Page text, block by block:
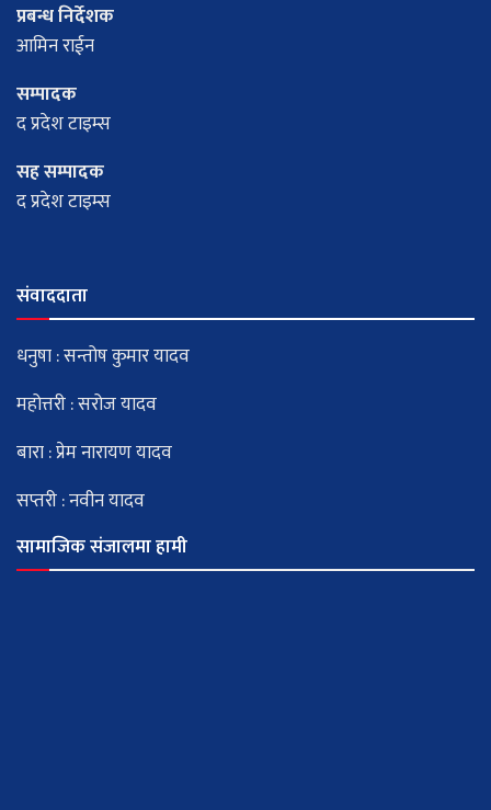
प्रबन्ध निर्देशक
आमिन राईन
सम्पादक
द प्रदेश टाइम्स
सह सम्पादक
द प्रदेश टाइम्स
संवाददाता
धनुषा : सन्तोष कुमार यादव
महोत्तरी : सरोज यादव
बारा : प्रेम नारायण यादव
सप्तरी : नवीन यादव
सामाजिक संजालमा हामी